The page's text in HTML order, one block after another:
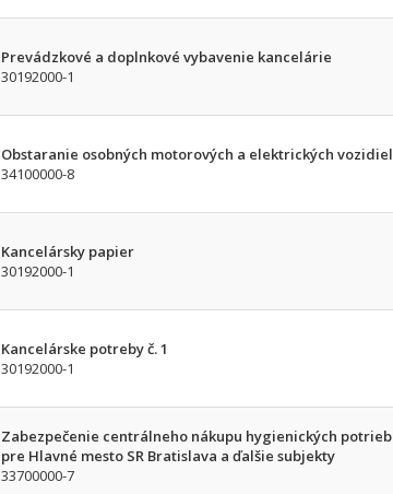
Prevádzkové a doplnkové vybavenie kancelárie
30192000-1
Obstaranie osobných motorových a elektrických vozidiel
34100000-8
Kancelársky papier
30192000-1
Kancelárske potreby č. 1
30192000-1
Zabezpečenie centrálneho nákupu hygienických potrieb
pre Hlavné mesto SR Bratislava a ďalšie subjekty
33700000-7